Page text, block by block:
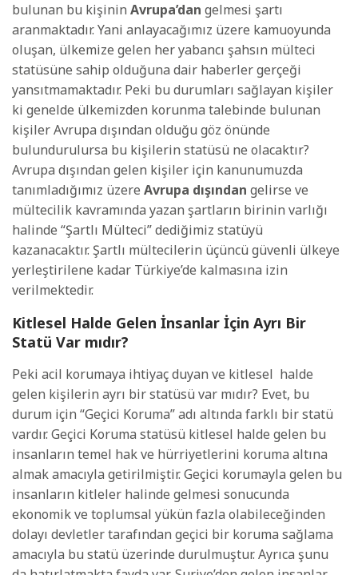
bulunan bu kişinin Avrupa’dan gelmesi şartı
aranmaktadır. Yani anlayacağımız üzere kamuoyunda
oluşan, ülkemize gelen her yabancı şahsın mülteci
statüsüne sahip olduğuna dair haberler gerçeği
yansıtmamaktadır. Peki bu durumları sağlayan kişiler
ki genelde ülkemizden korunma talebinde bulunan
kişiler Avrupa dışından olduğu göz önünde
bulundurulursa bu kişilerin statüsü ne olacaktır?
Avrupa dışından gelen kişiler için kanunumuzda
tanımladığımız üzere Avrupa dışından gelirse ve
mültecilik kavramında yazan şartların birinin varlığı
halinde “Şartlı Mülteci” dediğimiz statüyü
kazanacaktır. Şartlı mültecilerin üçüncü güvenli ülkeye
yerleştirilene kadar Türkiye’de kalmasına izin
verilmektedir.
Kitlesel Halde Gelen İnsanlar İçin Ayrı Bir
Statü Var mıdır?
Peki acil korumaya ihtiyaç duyan ve kitlesel halde
gelen kişilerin ayrı bir statüsü var mıdır? Evet, bu
durum için “Geçici Koruma” adı altında farklı bir statü
vardır. Geçici Koruma statüsü kitlesel halde gelen bu
insanların temel hak ve hürriyetlerini koruma altına
almak amacıyla getirilmiştir. Geçici korumayla gelen bu
insanların kitleler halinde gelmesi sonucunda
ekonomik ve toplumsal yükün fazla olabileceğinden
dolayı devletler tarafından geçici bir koruma sağlama
amacıyla bu statü üzerinde durulmuştur. Ayrıca şunu